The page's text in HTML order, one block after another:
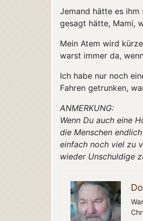
Jemand hätte es ihm
gesagt hätte, Mami,
Mein Atem wird
warst immer da,
Ich habe nur noch
Fahren getrunken,
ANMERKUNG:
Wenn Du auch eine
die Menschen
einfach noch viel zu
wieder Unschuldige